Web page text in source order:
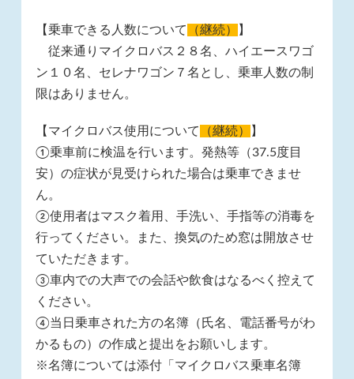
【乗車できる人数について （継続）
】
従来通りマイクロバス２８名、ハイエースワゴ
ン１０名、セレナワゴン７名とし、乗車人数の制
限はありません。
【マイクロバス使用について （継続）
】
①乗車前に検温を行います。発熱等（37.5度目
安）の症状が見受けられた場合は乗車できませ
ん。
②使用者はマスク着用、手洗い、手指等の消毒を
行ってください。また、換気のため窓は開放させ
ていただきます。
③車内での大声での会話や飲食はなるべく控えて
ください。
④当日乗車された方の名簿（氏名、電話番号がわ
かるもの）の作成と提出をお願いします。
※名簿については添付「マイクロバス乗車名簿